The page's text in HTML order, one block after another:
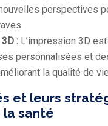
perspectives
: L’impression 3D
personnalisées et
la qualité de
et leurs
santé